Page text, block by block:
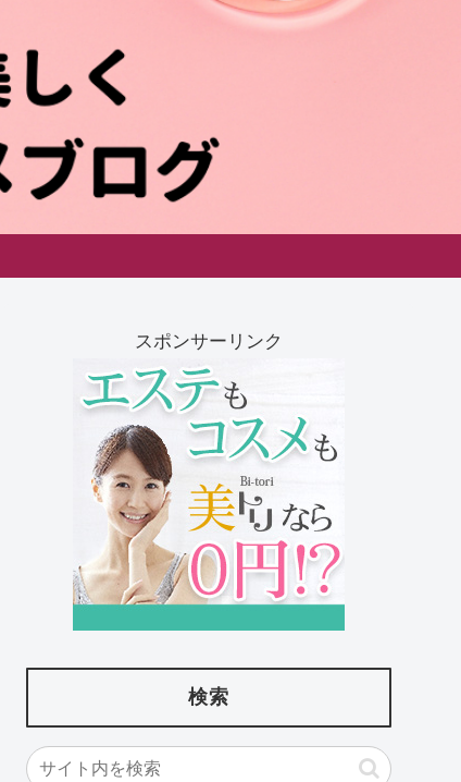
スポンサーリンク
検索